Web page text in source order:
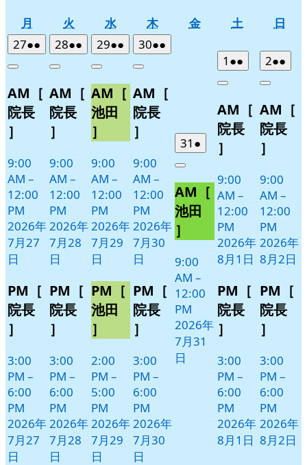
月
曜
日
火
曜
日
水水
曜
日
木木
曜
日
金金
土土
日
日
日
272026
年
月
27
日
●●
件
イ
ベ
ト)
Close
AM［
院長
］
9:00
AM –
12:00
PM
2026年
7月27
日
PM［
院長
］
3:00
PM –
6:00
PM
2026年
7月27
日
282026
年
月
28
日
●●
件
イ
ベ
ト)
Close
AM［
院長
］
9:00
AM –
12:00
PM
2026年
7月28
日
PM［
院長
］
3:00
PM –
6:00
PM
2026年
7月28
日
292026
年
月
29
日
●●
件
イ
ベ
ト)
Close
AM［
池田
］
9:00
AM –
12:00
PM
2026年
7月29
日
PM［
池田
］
2:00
PM –
5:00
PM
2026年
7月29
日
302026
年
月
30
日
●●
件
イ
Close
AM［
院長
］
9:00
AM –
12:00
PM
2026年
7月30
日
PM［
院長
］
3:00
PM –
6:00
PM
2026年
7月30
日
31 2026
年
月
31
日
●
件
イ
ベ
ト)
Close
AM［
池田
］
9:00
AM –
12:00
PM
2026年
7月31
日
1 2026
年
月
1
日
●●
件
イ
ベ
Close
AM［
院長
］
9:00
AM –
12:00
PM
2026年
8月1日
PM［
院長
］
3:00
PM –
6:00
PM
2026年
8月1日
22026
年
月
2
日
●●
件
イ
ベ
Close
AM［
院長
］
9:00
AM –
12:00
PM
2026年
8月2日
PM［
院長
］
3:00
PM –
6:00
PM
2026年
8月2日